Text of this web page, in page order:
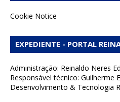
Cookie Notice
EXPEDIENTE - PORTAL
Administração: Reinaldo Neres
Responsável técnico: Guilherme
Desenvolvimento & Tecnologia